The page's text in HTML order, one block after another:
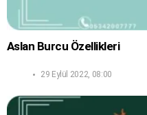
Aslan Burcu Özellikleri
29 Eylül 2022, 08:00